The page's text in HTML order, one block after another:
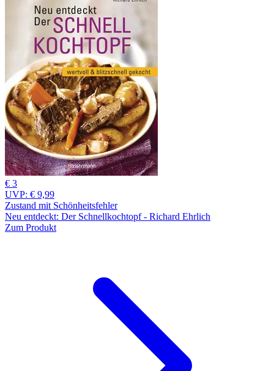
€ 3
UVP: € 9,99
Zustand mit Schönheitsfehler
Neu entdeckt: Der Schnellkochtopf - Richard Ehrlich
Zum Produkt